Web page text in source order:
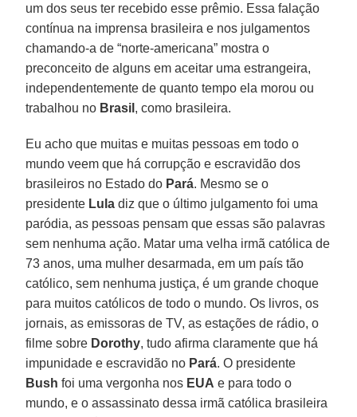
um dos seus ter recebido esse prêmio. Essa falação
contínua na imprensa brasileira e nos julgamentos
chamando-a de “norte-americana” mostra o
preconceito de alguns em aceitar uma estrangeira,
independentemente de quanto tempo ela morou ou
trabalhou no Brasil , como brasileira.
Eu acho que muitas e muitas pessoas em todo o
mundo veem que há corrupção e escravidão dos
brasileiros no Estado do Pará. Mesmo se o
presidente Lula diz que o último julgamento foi uma
paródia, as pessoas pensam que essas são palavras
sem nenhuma ação. Matar uma velha irmã católica de
73 anos, uma mulher desarmada, em um país tão
católico, sem nenhuma justiça, é um grande choque
para muitos católicos de todo o mundo. Os livros, os
jornais, as emissoras de TV, as estações de rádio, o
filme sobre Dorothy, tudo afirma claramente que há
impunidade e escravidão no Pará. O presidente
Bush foi uma vergonha nos EUA e para todo o
mundo, e o assassinato dessa irmã católica brasileira